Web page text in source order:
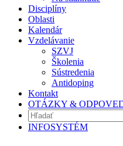
Disciplíny
Oblasti
Kalendár
Vzdelávanie
SZVJ
Školenia
Sústredenia
Antidoping
Kontakt
OTÁZKY &
INFOSYSTÉM